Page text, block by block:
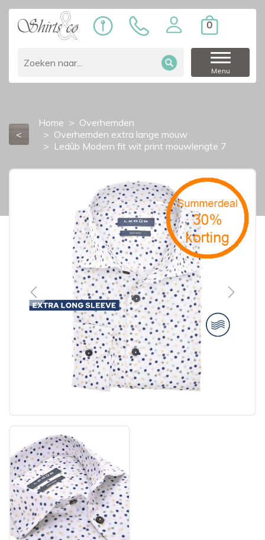
0
Menu
<
Home
Overhemden
Overhemden extra lange mouw
Ledûb Modern fit wit print mouwlengte 7
Previous Next